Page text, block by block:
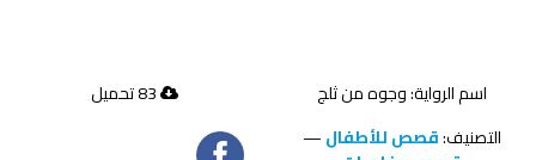
اسم الرواية: وجوه من ثلج
التصنيف:قصص للأطفال—